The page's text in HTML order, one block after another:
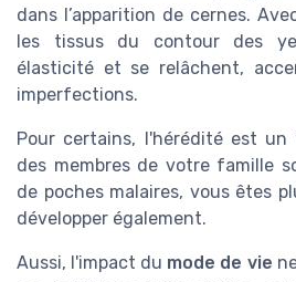
dans l’apparition de cernes.
les tissus du contour des
élasticité et se relâchent,
imperfections.
Pour certains, l'hérédité est
des membres de votre famille
de poches malaires, vous êtes
développer également.
Aussi, l'impact du mode de vie